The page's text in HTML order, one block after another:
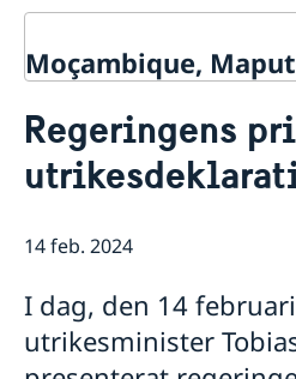
Moçambique,
Om oss
Personal Moçambique
Aktuellt
Nyheter
Regeringens
14 feb. 2024
I dag, den 14
utrikesminister